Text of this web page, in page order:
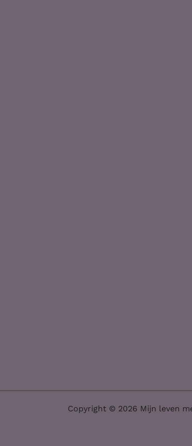
Copyright © 2026 Mijn leven